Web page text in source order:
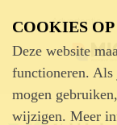
Advertentie
COOKIES
Deze website
functioneren. Als
mogen
wijzigen. Meer